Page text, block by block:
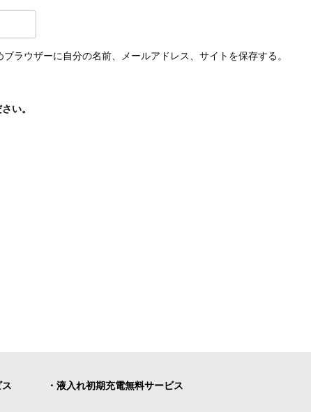
ラウザーに自分の名前、メールアドレス、サイトを保存する。
い。
・液入れ初期充電無料サービス